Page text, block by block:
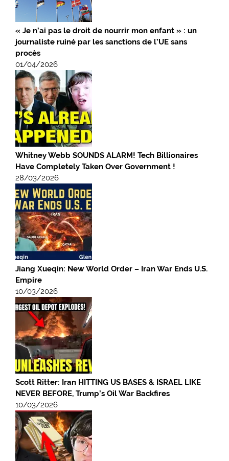
« Je n’ai pas le droit de nourrir mon enfant » : un
journaliste ruiné par les sanctions de l’UE sans
procès
01/04/2026
Whitney Webb SOUNDS ALARM! Tech Billionaires
Have Completely Taken Over Government !
28/03/2026
Jiang Xueqin: New World Order – Iran War Ends U.S.
Empire
10/03/2026
Scott Ritter: Iran HITTING US BASES & ISRAEL LIKE
NEVER BEFORE, Trump’s Oil War Backfires
10/03/2026